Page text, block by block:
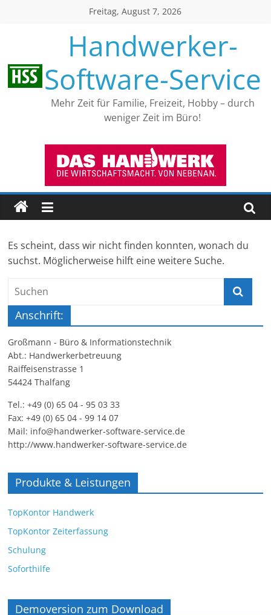
Freitag, August 7, 2026
Handwerker-
Software-Service
Mehr Zeit für Familie, Freizeit, Hobby – durch
weniger Zeit im Büro!
Es scheint, dass wir nicht finden konnten, wonach du
suchst. Möglicherweise hilft eine weitere Suche.
Anschrift:
Großmann - Büro & Informationstechnik
Abt.: Handwerkerbetreuung
Raiffeisenstrasse 1
54424 Thalfang
Tel.: +49 (0) 65 04 - 95 03 33
Fax: +49 (0) 65 04 - 99 14 07
Mail: info@handwerker-software-service.de
http://www.handwerker-software-service.de
Produkte & Leistungen
TopKontor Handwerk
TopKontor Zeiterfassung
Schulung
Soforthilfe
Demoversion zum Download